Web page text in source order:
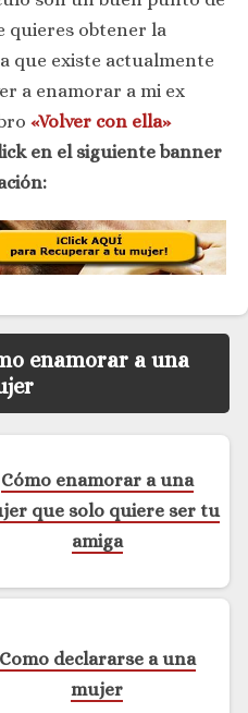
quieres obtener la
que existe actualmente
a enamorar a mi ex
«Volver con ella»
en el siguiente banner
enamorar a una
Cómo enamorar a una
que solo quiere ser tu
amiga
Como declararse a una
mujer